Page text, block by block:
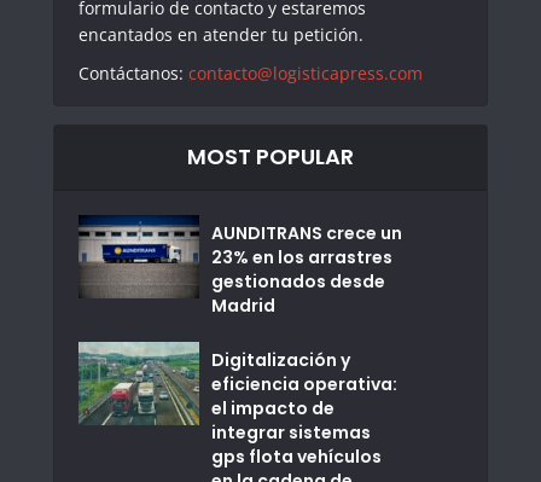
formulario de contacto y estaremos
encantados en atender tu petición.
Contáctanos: contacto@logisticapress.com
MOST POPULAR
AUNDITRANS crece un
23% en los arrastres
gestionados desde
Madrid
Digitalización y
eficiencia operativa:
el impacto de
integrar sistemas
gps flota vehículos